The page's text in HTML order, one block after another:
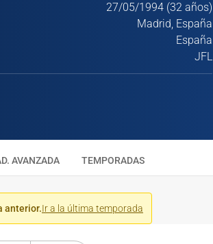
27/05/1994 (32 años)
Madrid, España
España
JFL
AVANZADA TEMPORADAS
anterior.Ir a la última temporada